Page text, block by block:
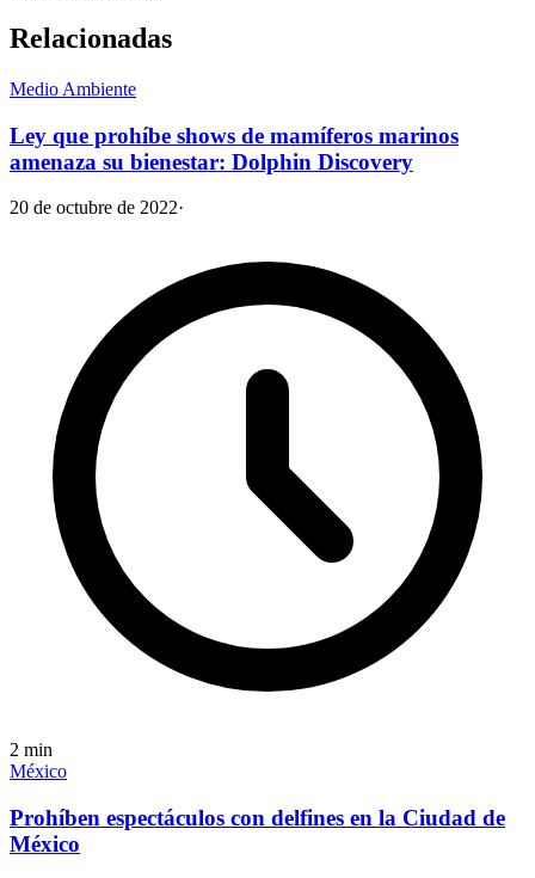
Relacionadas
Medio Ambiente
Ley que prohíbe shows de mamíferos marinos
amenaza su bienestar: Dolphin Discovery
20 de octubre de 2022·
2 min
México
Prohíben espectáculos con delfines en la Ciudad de
México